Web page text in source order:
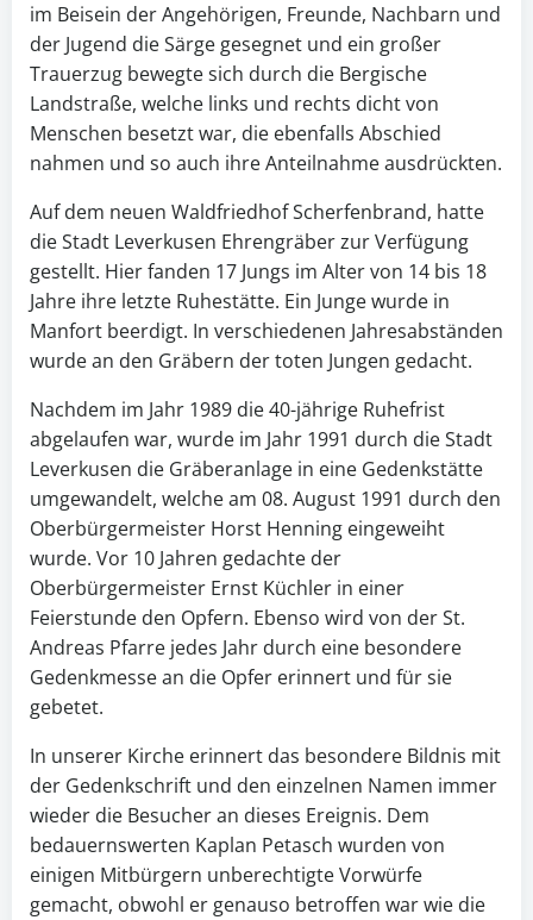
im Beisein der Angehörigen, Freunde, Nachbarn und
der Jugend die Särge gesegnet und ein großer
Trauerzug bewegte sich durch die Bergische
Landstraße, welche links und rechts dicht von
Menschen besetzt war, die ebenfalls Abschied
nahmen und so auch ihre Anteilnahme ausdrückten.
Auf dem neuen Waldfriedhof Scherfenbrand, hatte
die Stadt Leverkusen Ehrengräber zur Verfügung
gestellt. Hier fanden 17 Jungs im Alter von 14 bis 18
Jahre ihre letzte Ruhestätte. Ein Junge wurde in
Manfort beerdigt. In verschiedenen Jahresabständen
wurde an den Gräbern der toten Jungen gedacht.
Nachdem im Jahr 1989 die 40-jährige Ruhefrist
abgelaufen war, wurde im Jahr 1991 durch die Stadt
Leverkusen die Gräberanlage in eine Gedenkstätte
umgewandelt, welche am 08. August 1991 durch den
Oberbürgermeister Horst Henning eingeweiht
wurde. Vor 10 Jahren gedachte der
Oberbürgermeister Ernst Küchler in einer
Feierstunde den Opfern. Ebenso wird von der St.
Andreas Pfarre jedes Jahr durch eine besondere
Gedenkmesse an die Opfer erinnert und für sie
gebetet.
In unserer Kirche erinnert das besondere Bildnis mit
der Gedenkschrift und den einzelnen Namen immer
wieder die Besucher an dieses Ereignis. Dem
bedauernswerten Kaplan Petasch wurden von
einigen Mitbürgern unberechtigte Vorwürfe
gemacht, obwohl er genauso betroffen war wie die